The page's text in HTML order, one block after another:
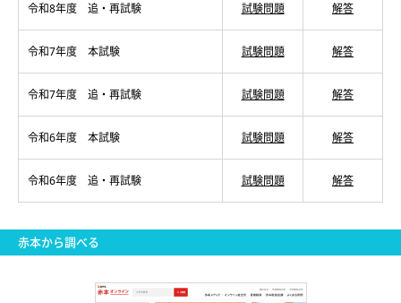
令和8年度 追・再試験 試験問題 解答
令和7年度 本試験 試験問題 解答
令和7年度 追・再試験 試験問題 解答
令和6年度 本試験 試験問題 解答
令和6年度 追・再試験 試験問題 解答
赤本から調べる